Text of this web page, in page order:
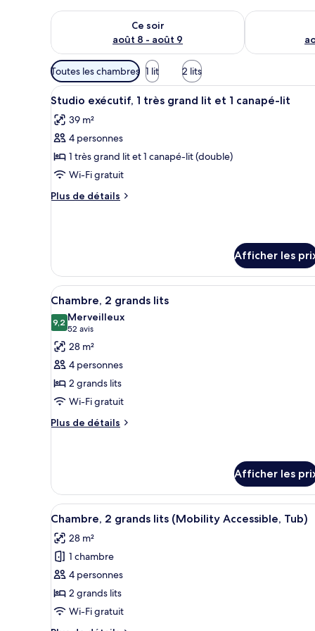
Ce soir
août 8 - août 9
Vérifier la disponibilité pour ce soir août 8 - août 9
Vérifier la
Filtres
disponibles
pour
les
chambres
Toutes les chambres 1 lit 2 lits
Afficher
toutes
les
photos
pour
ce
type
de
1
très
grand
lit
et
1
canapé-
lit
Une chambre d’hôtel
14
Studio exécutif, 1 très grand lit et 1 canapé-lit
39 m²
4 personnes
1 très grand lit et 1 canapé-lit (double)
Wi-Fi gratuit
Plus de détails
Plus
1
très
grand
et
1
canapé-
lit
Afficher les
Afficher
toutes
les
photos
pour
ce
type
de
chambre :
lits
Une chambre d’hôtel avec
17
Chambre, 2 grands lits
9,29,2 sur 10
Merveilleux
52 avis
(52 avis)
28 m²
4 personnes
2 grands lits
Wi-Fi gratuit
Plus de détails
Plus
2
grands
lits
Afficher les
Afficher
toutes
les
photos
pour
ce
type
Une chambre d’hôtel avec
6
Chambre, 2 grands lits (Mobility Accessible, Tub)
28 m²
1 chambre
4 personnes
2 grands lits
Wi-Fi gratuit